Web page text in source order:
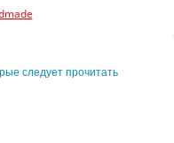
следует прочитать